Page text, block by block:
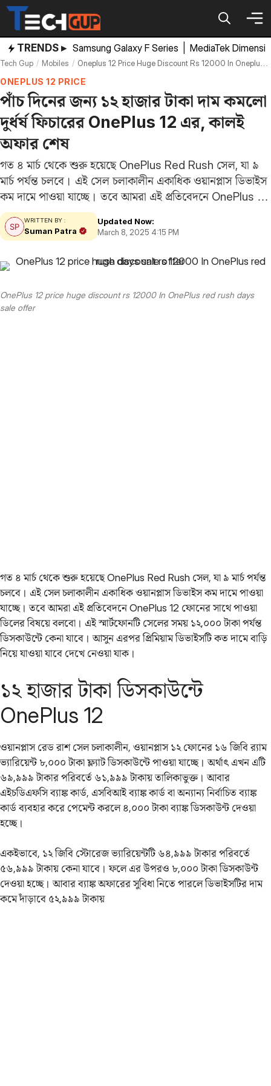
Skip
content
TRENDS ▸ Samsung Galaxy F Series MediaTek
Tech Gup Mobiles Oneplus 12 Price Huge Discount Rs 12000 In Oneplus Red Rush Days Sale Offer
ONEPLUS 12 PRICE
পাঁচ দিনের জন্য ১২ হাজার টাকা দাম কমলো
দুর্ধর্ষ ফিচারের OnePlus 12 এর, কালই
অফার শেষ
গত ৪ মার্চ থেকে শুরু হয়েছে OnePlus Red Rush সেল, যা ৯
মার্চ পর্যন্ত চলবে। এই সেল চলাকালীন একাধিক ওয়ানপ্লাস ডিভাইস
কম দামে পাওয়া যাচ্ছে। তবে আমরা এই প্রতিবেদনে OnePlus 12
ফোনের সাথে পাওয়া ডিলের বিষয়ে বলবো। এই স্মার্টফোনটি
সেলের…
WRITTEN BY :
Suman Patra
Updated Now:
March 8, 2025 4:15 PM
OnePlus 12 price huge discount rs 12000 In OnePlus red rush days
sale offer
গত ৪ মার্চ থেকে শুরু হয়েছে OnePlus Red Rush সেল, যা ৯ মার্চ পর্যন্ত
চলবে। এই সেল চলাকালীন একাধিক ওয়ানপ্লাস ডিভাইস কম দামে পাওয়া
যাচ্ছে। তবে আমরা এই প্রতিবেদনে OnePlus 12 ফোনের সাথে পাওয়া
ডিলের বিষয়ে বলবো। এই স্মার্টফোনটি সেলের সময় ১২,০০০ টাকা পর্যন্ত
ডিসকাউন্টে কেনা যাবে। আসুন এরপর প্রিমিয়াম ডিভাইসটি কত দামে বাড়ি
নিয়ে যাওয়া যাবে দেখে নেওয়া যাক।
১২ হাজার টাকা ডিসকাউন্টে
OnePlus 12
ওয়ানপ্লাস রেড রাশ সেল চলাকালীন, ওয়ানপ্লাস ১২ ফোনের ১৬ জিবি র‌্যাম
ভ্যারিয়েন্ট ৮,০০০ টাকা ফ্ল্যাট ডিসকাউন্টে পাওয়া যাচ্ছে। অর্থাৎ এখন এটি
৬৯,৯৯৯ টাকার পরিবর্তে ৬১,৯৯৯ টাকায় তালিকাভুক্ত। আবার
এইচডিএফসি ব্যাঙ্ক কার্ড, এসবিআই ব্যাঙ্ক কার্ড বা অন্যান্য নির্বাচিত ব্যাঙ্ক
কার্ড ব্যবহার করে পেমেন্ট করলে ৪,০০০ টাকা ব্যাঙ্ক ডিসকাউন্ট দেওয়া
হচ্ছে।
একইভাবে, ১২ জিবি স্টোরেজ ভ্যারিয়েন্টটি ৬৪,৯৯৯ টাকার পরিবর্তে
৫৬,৯৯৯ টাকায় কেনা যাবে। ফলে এর উপরও ৮,০০০ টাকা ডিসকাউন্ট
দেওয়া হচ্ছে। আবার ব্যাঙ্ক অফারের সুবিধা নিতে পারলে ডিভাইসটির দাম
কমে দাঁড়াবে ৫২,৯৯৯ টাকায়